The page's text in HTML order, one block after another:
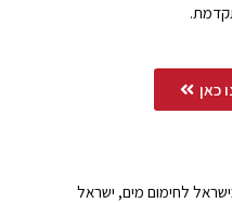
כאן
לחימום מים, ישראל